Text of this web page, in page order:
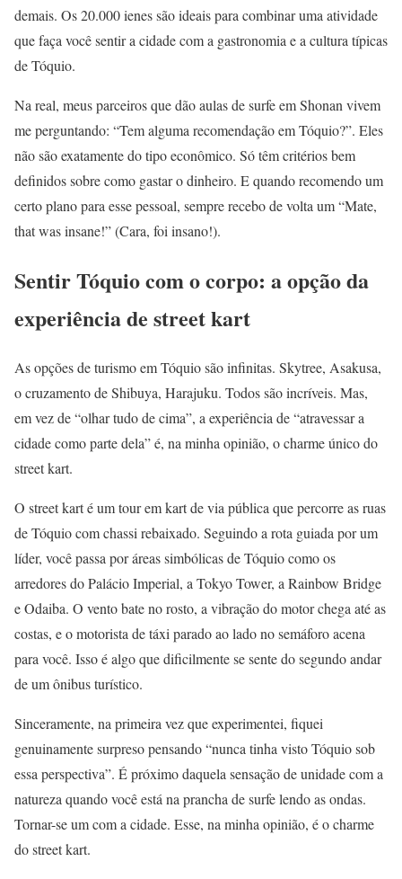
demais. Os 20.000 ienes são ideais para combinar uma atividade
que faça você sentir a cidade com a gastronomia e a cultura típicas
de Tóquio.
Na real, meus parceiros que dão aulas de surfe em Shonan vivem
me perguntando: “Tem alguma recomendação em Tóquio?”. Eles
não são exatamente do tipo econômico. Só têm critérios bem
definidos sobre como gastar o dinheiro. E quando recomendo um
certo plano para esse pessoal, sempre recebo de volta um “Mate,
that was insane!” (Cara, foi insano!).
Sentir Tóquio com o corpo: a opção da
experiência de street kart
As opções de turismo em Tóquio são infinitas. Skytree, Asakusa,
o cruzamento de Shibuya, Harajuku. Todos são incríveis. Mas,
em vez de “olhar tudo de cima”, a experiência de “atravessar a
cidade como parte dela” é, na minha opinião, o charme único do
street kart.
O street kart é um tour em kart de via pública que percorre as ruas
de Tóquio com chassi rebaixado. Seguindo a rota guiada por um
líder, você passa por áreas simbólicas de Tóquio como os
arredores do Palácio Imperial, a Tokyo Tower, a Rainbow Bridge
e Odaiba. O vento bate no rosto, a vibração do motor chega até as
costas, e o motorista de táxi parado ao lado no semáforo acena
para você. Isso é algo que dificilmente se sente do segundo andar
de um ônibus turístico.
Sinceramente, na primeira vez que experimentei, fiquei
genuinamente surpreso pensando “nunca tinha visto Tóquio sob
essa perspectiva”. É próximo daquela sensação de unidade com a
natureza quando você está na prancha de surfe lendo as ondas.
Tornar-se um com a cidade. Esse, na minha opinião, é o charme
do street kart.